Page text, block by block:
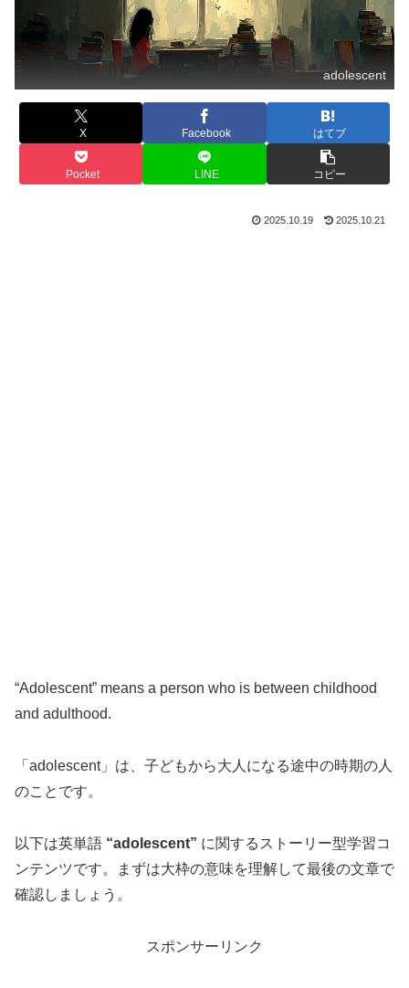
adolescent
X Facebook はてブ
Pocket LINE コピー
2025.10.19 2025.10.21
“Adolescent” means a person who is between childhood
and adulthood.
「adolescent」は、子どもから大人になる途中の時期の人
のことです。
以下は英単語 “adolescent” に関するストーリー型学習コ
ンテンツです。まずは大枠の意味を理解して最後の文章で
確認しましょう。
スポンサーリンク